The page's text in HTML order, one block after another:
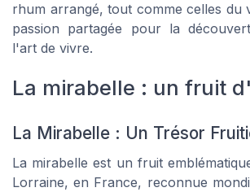
rhum arrangé, tout comme celles du
passion partagée pour la
l'art de vivre.
La mirabelle : un fruit
La Mirabelle : Un Trésor
La mirabelle est un fruit
Lorraine, en France, reconnue